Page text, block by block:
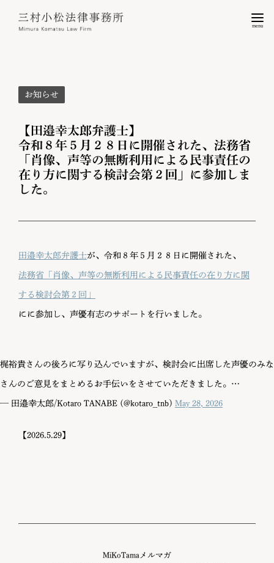
menu
お知らせ
【田邉幸太郎弁護士】
令和８年５月２８日に開催された、法務省
「肖像、声等の無断利用による民事責任の
在り方に関する検討会第２回」に参加しま
した。
田邉幸太郎弁護士が、令和８年５月２８日に開催された、
法務省「肖像、声等の無断利用による民事責任の在り方に関
する検討会第２回」
にに参加し、声優有志のサポートを行いました。
梶裕貴さんの後ろに写り込んでいますが、検討会に出席した声優のみな
さんのご意見をまとめるお手伝いをさせていただきました。…
— 田邉幸太郎/Kotaro TANABE (@kotaro_tnb) May 28, 2026
【2026.5.29】
MiKoTamaメルマガ